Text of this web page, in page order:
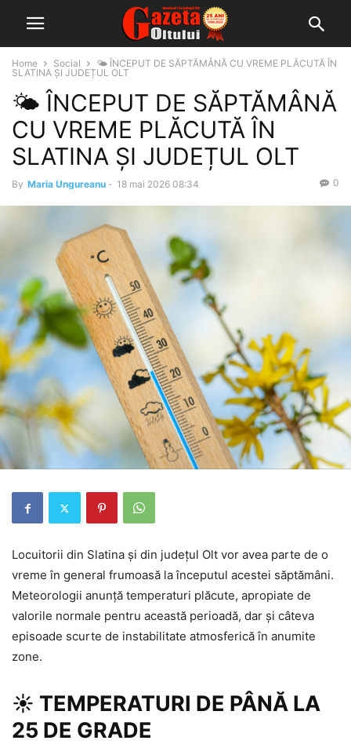
Home Social
🌤️ ÎNCEPUT DE SĂPTĂMÂNĂ CU VREME PLĂCUTĂ ÎN
SLATINA ȘI JUDEȚUL OLT
🌤️ ÎNCEPUT DE SĂPTĂMÂNĂ
CU VREME PLĂCUTĂ ÎN
SLATINA ȘI JUDEȚUL OLT
By Maria Ungureanu - 18 mai 2026 08:34 0
Locuitorii din Slatina și din județul Olt vor avea parte de o
vreme în general frumoasă la începutul acestei săptămâni.
Meteorologii anunță temperaturi plăcute, apropiate de
valorile normale pentru această perioadă, dar și câteva
episoade scurte de instabilitate atmosferică în anumite
zone.
☀️ TEMPERATURI DE PÂNĂ LA
25 DE GRADE